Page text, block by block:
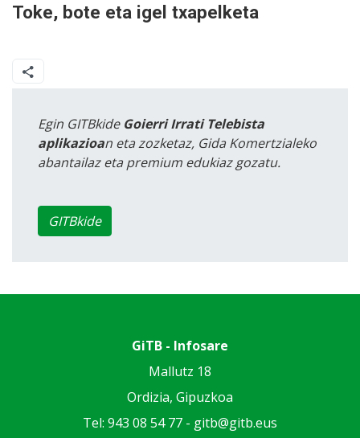
Toke, bote eta igel txapelketa
Egin GITBkide Goierri Irrati Telebista
aplikazioan eta zozketaz, Gida Komertzialeko
abantailaz eta premium edukiaz gozatu.
GITBkide
GiTB - Infosare
Mallutz 18
Ordizia, Gipuzkoa
Tel: 943 08 54 77 - gitb@gitb.eus